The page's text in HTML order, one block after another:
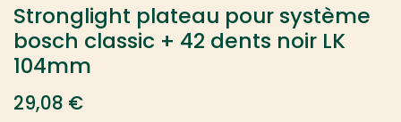
Stronglight plateau pour système
bosch classic + 42 dents noir LK
104mm
29,08 €